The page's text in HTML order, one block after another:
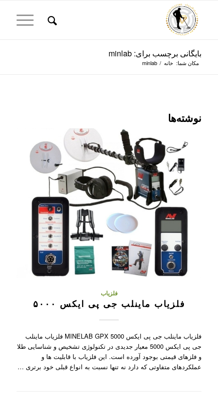
بایگانی برچسب برای: minlab
مکان شما: خانه /
minlab
نوشته‌ها
فلزیاب
فلزیاب ماینلب جی پی ایکس ۵۰۰۰
فلزیاب ماینلب جی پی ایکس MINELAB GPX 5000 فلزیاب ماینلب
جی پی ایکس 5000 معیار جدیدی در تکنولوژی تشخیص و شناسایی طلا
و فلزهای قیمتی بوجود آورده است. این فلزیاب با قابلیت ها و
عملکردهای متفاوتی که دارد نه تنها نسبت به انواع قبلی خود برتری …